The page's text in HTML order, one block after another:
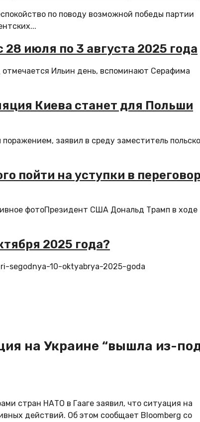
по поводу возможной победы партии
июля по 3 августа 2025 года
Ильин день, вспоминают Серафима
Киева станет для Польши
заявил в среду заместитель
пойти на уступки в
фотоПрезидент США Дональд Трамп в ходе
2025 года?
segodnya-10-oktyabrya-2025-goda
на Украине “вышла из-
стран НАТО в Гааге заявил, что ситуация на
действий. Об этом сообщает Bloomberg со